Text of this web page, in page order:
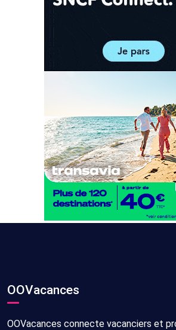
OOVacances
OOVacances connecte vacanciers et